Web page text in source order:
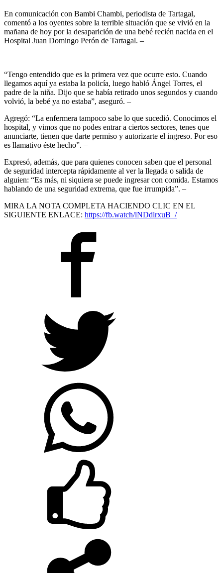
En comunicación con Bambi Chambi, periodista de Tartagal,
comentó a los oyentes sobre la terrible situación que se vivió en la
mañana de hoy por la desaparición de una bebé recién nacida en el
Hospital Juan Domingo Perón de Tartagal. –
“Tengo entendido que es la primera vez que ocurre esto. Cuando
llegamos aquí ya estaba la policía, luego habló Ángel Torres, el
padre de la niña. Dijo que se había retirado unos segundos y cuando
volvió, la bebé ya no estaba”, aseguró. –
Agregó: “La enfermera tampoco sabe lo que sucedió. Conocimos el
hospital, y vimos que no podes entrar a ciertos sectores, tenes que
anunciarte, tienen que darte permiso y autorizarte el ingreso. Por eso
es llamativo éste hecho”. –
Expresó, además, que para quienes conocen saben que el personal
de seguridad intercepta rápidamente al ver la llegada o salida de
alguien: “Es más, ni siquiera se puede ingresar con comida. Estamos
hablando de una seguridad extrema, que fue irrumpida”. –
MIRA LA NOTA COMPLETA HACIENDO CLIC EN EL
SIGUIENTE ENLACE: https://fb.watch/lNDdlrxuB_/